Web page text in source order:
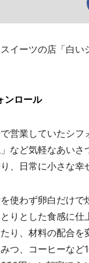
イーツの店「白い
ンロール
営業していたシフ
など気軽なあい
、日常に小さな幸
使わず卵白だけで
りとした食感に仕
り、材料の配合
つ、コーヒーな